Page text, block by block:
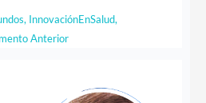
, InnovaciónEnSalud,
Anterior